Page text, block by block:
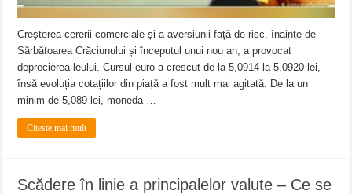
Creșterea cererii comerciale și a aversiunii față de risc, înainte de
Sărbătoarea Crăciunului și începutul unui nou an, a provocat
deprecierea leului. Cursul euro a crescut de la 5,0914 la 5,0920 lei,
însă evoluția cotațiilor din piață a fost mult mai agitată. De la un
minim de 5,089 lei, moneda …
Citeste mai mult
Scădere în linie a principalelor valute – Ce se